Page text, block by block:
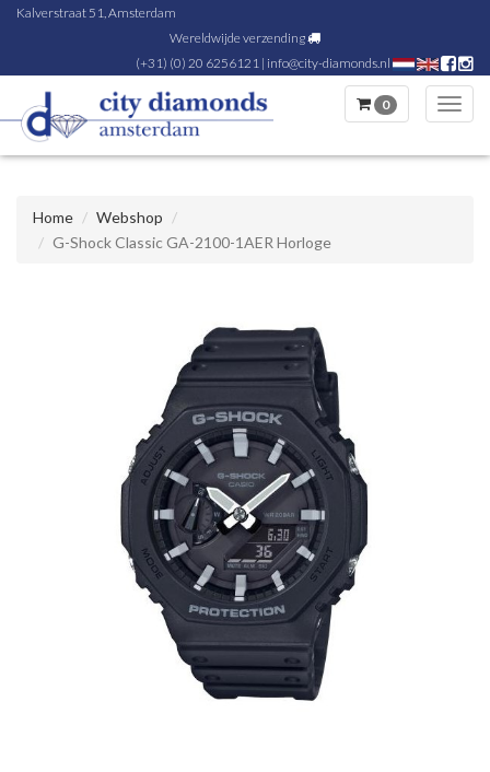
Kalverstraat 51, Amsterdam
Wereldwijde verzending
(+31) (0) 20 6256121 | info@city-diamonds.nl
0
Home
Webshop
G-Shock Classic GA-2100-1AER Horloge